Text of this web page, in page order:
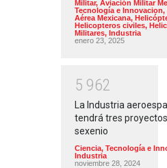
Militar, Aviación Militar
Tecnología e Innovacion,
Aérea Mexicana,
Helicopteros civiles,
Militares, Industria
enero 23, 2025
5 962
La Industria
tendrá tres proyectos
sexenio
Ciencia, Tecnología e
Industria
noviembre 28, 2024